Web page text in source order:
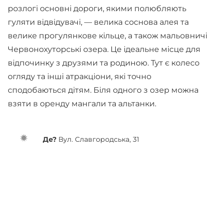
розлогі основні дороги, якими полюбляють
гуляти відвідувачі, — велика соснова алея та
велике прогулянкове кільце, а також мальовничі
Червонохуторські озера. Це ідеальне місце для
відпочинку з друзями та родиною. Тут є колесо
огляду та інші атракціони, які точно
сподобаються дітям. Біля одного з озер можна
взяти в оренду мангали та альтанки.
Де? Вул. Славгородська, 31